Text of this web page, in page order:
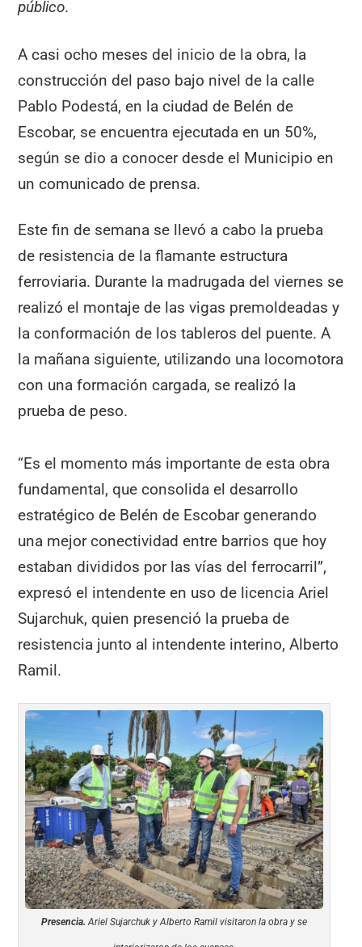
público.
A casi ocho meses del inicio de la obra, la
construcción del paso bajo nivel de la calle
Pablo Podestá, en la ciudad de Belén de
Escobar, se encuentra ejecutada en un 50%,
según se dio a conocer desde el Municipio en
un comunicado de prensa.
Este fin de semana se llevó a cabo la prueba
de resistencia de la flamante estructura
ferroviaria. Durante la madrugada del viernes se
realizó el montaje de las vigas premoldeadas y
la conformación de los tableros del puente. A
la mañana siguiente, utilizando una locomotora
con una formación cargada, se realizó la
prueba de peso.
“Es el momento más importante de esta obra
fundamental, que consolida el desarrollo
estratégico de Belén de Escobar generando
una mejor conectividad entre barrios que hoy
estaban divididos por las vías del ferrocarril”,
expresó el intendente en uso de licencia Ariel
Sujarchuk, quien presenció la prueba de
resistencia junto al intendente interino, Alberto
Ramil.
Presencia. Ariel Sujarchuk y Alberto Ramil visitaron la obra y se